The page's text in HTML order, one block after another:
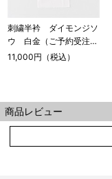
刺繍半衿 ダイモンジソ
ウ 白金（ご予約受注
品）
11,000円（税込）
商品レビュー